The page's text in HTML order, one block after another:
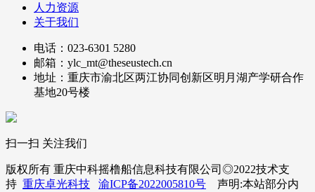
人力资源
关于我们
电话：023-6301 5280
邮箱：ylc_mt@theseustech.cn
地址：重庆市渝北区两江协同创新区明月湖产学研合作
基地20号楼
扫一扫 关注我们
版权所有 重庆中科摇橹船信息科技有限公司◎2022技术支
持 重庆卓光科技 渝ICP备2022005810号 声明:本站部分内